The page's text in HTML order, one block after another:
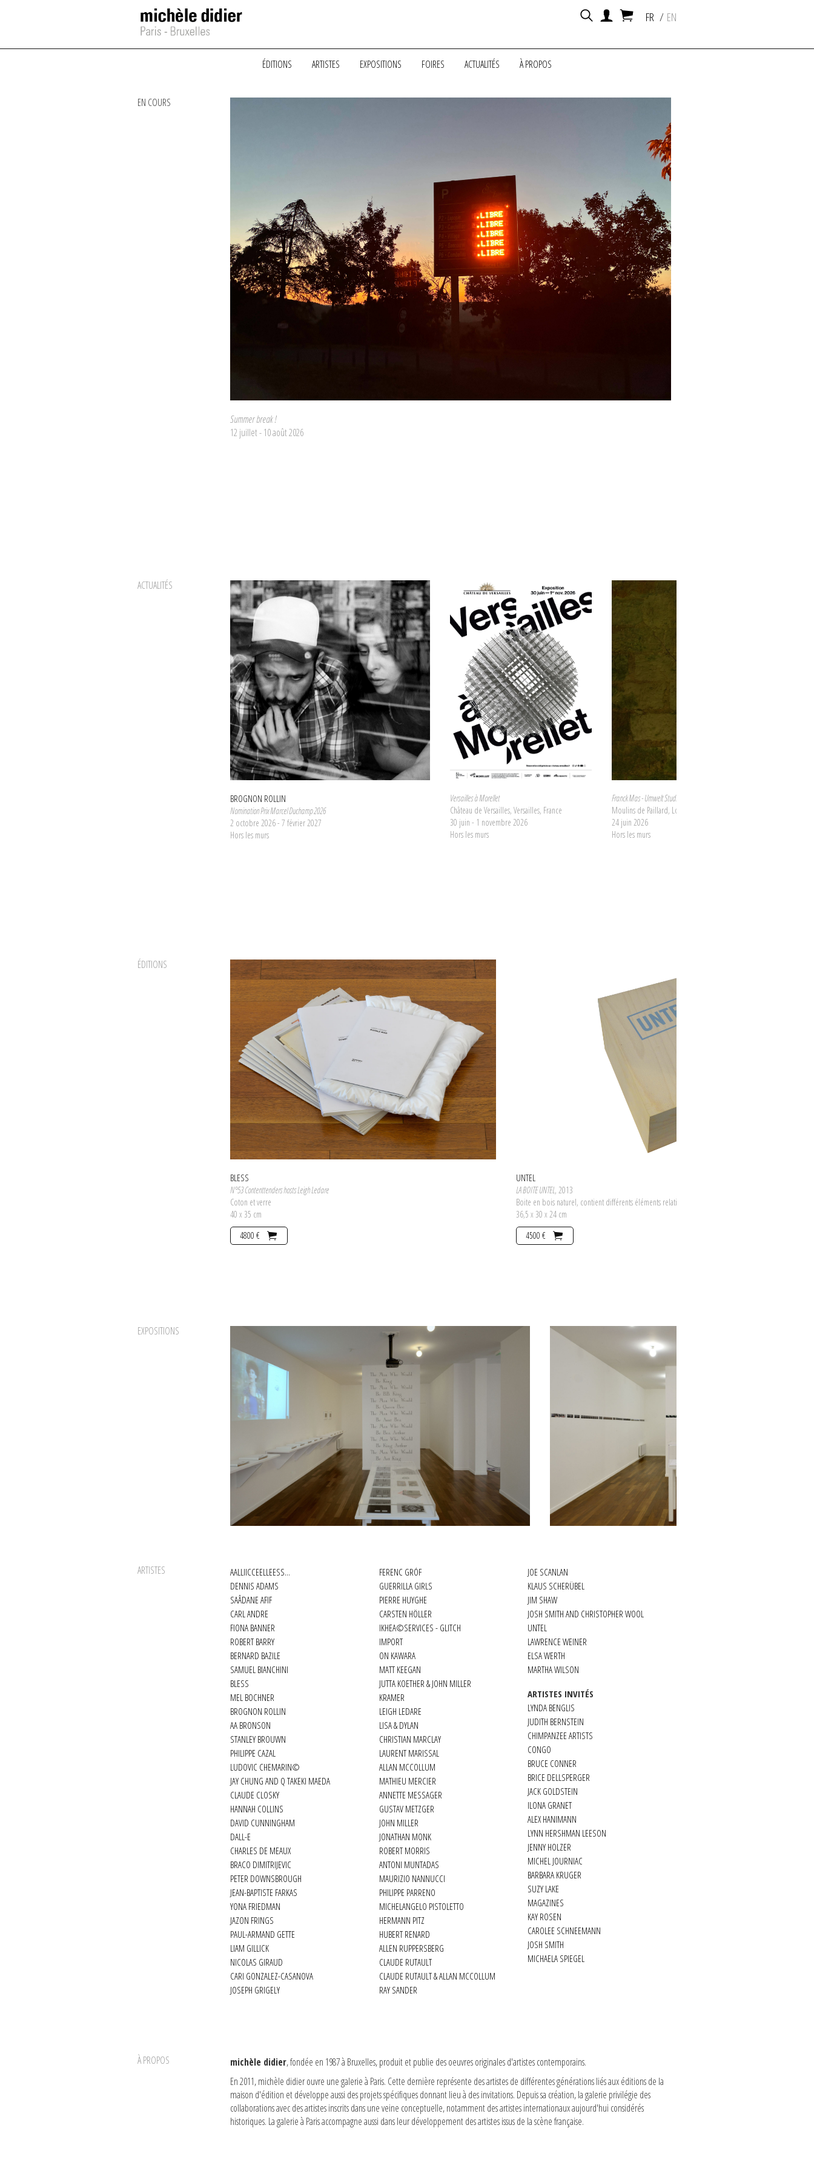
FR EN
ÉDITIONS ARTISTES EXPOSITIONS FOIRES ACTUALITÉS À PROPOS
EN COURS
Summer break !
12 juillet - 10 août 2026
ACTUALITÉS
BROGNON ROLLIN
Nomination Prix Marcel Duchamp 2026
2 octobre 2026 - 7 février 2027
Hors les murs
Versailles à Morellet
Château de Versailles, Versailles, France
30 juin - 1 novembre 2026
Hors les murs
Franck Mas - Umwelt Studio
Moulins de Paillard, Loir en vallée, France
24 juin 2026
Hors les murs
Michèle Didier, entretien avec Stéphanie Pioda
La Gazette Drouot, mars 2021
4 mars 2021
Presse
ÉDITIONS
BLESS
N°53 Contenttenders hosts Leigh Ledare
Coton et verre
40 x 35 cm
4800 €
UNTEL
LA BOITE UNTEL, 2013
Boite en bois naturel, contient différents éléments relatifs à l'activité du collectif entre 1975 et 1980:
36,5 x 30 x 24 cm
4500 €
EXPOSITIONS
12 mai - 30 juin 2012
25 janvier - 16 mars 2013
ARTISTES
AALLIICCEELLEESS...
DENNIS ADAMS
SAÂDANE AFIF
CARL ANDRE
FIONA BANNER
ROBERT BARRY
BERNARD BAZILE
SAMUEL BIANCHINI
BLESS
MEL BOCHNER
BROGNON ROLLIN
AA BRONSON
STANLEY BROUWN
PHILIPPE CAZAL
LUDOVIC CHEMARIN©
JAY CHUNG AND Q TAKEKI MAEDA
CLAUDE CLOSKY
HANNAH COLLINS
DAVID CUNNINGHAM
DALL-E
CHARLES DE MEAUX
BRACO DIMITRIJEVIC
PETER DOWNSBROUGH
JEAN-BAPTISTE FARKAS
YONA FRIEDMAN
JAZON FRINGS
PAUL-ARMAND GETTE
LIAM GILLICK
NICOLAS GIRAUD
CARI GONZALEZ-CASANOVA
JOSEPH GRIGELY
FERENC GRÓF
GUERRILLA GIRLS
PIERRE HUYGHE
CARSTEN HÖLLER
IKHEA©SERVICES - GLITCH
IMPORT
ON KAWARA
MATT KEEGAN
JUTTA KOETHER & JOHN MILLER
KRAMER
LEIGH LEDARE
LISA & DYLAN
CHRISTIAN MARCLAY
LAURENT MARISSAL
ALLAN MCCOLLUM
MATHIEU MERCIER
ANNETTE MESSAGER
GUSTAV METZGER
JOHN MILLER
JONATHAN MONK
ROBERT MORRIS
ANTONI MUNTADAS
MAURIZIO NANNUCCI
PHILIPPE PARRENO
MICHELANGELO PISTOLETTO
HERMANN PITZ
HUBERT RENARD
ALLEN RUPPERSBERG
CLAUDE RUTAULT
CLAUDE RUTAULT & ALLAN MCCOLLUM
RAY SANDER
JOE SCANLAN
KLAUS SCHERÜBEL
JIM SHAW
JOSH SMITH AND CHRISTOPHER WOOL
UNTEL
LAWRENCE WEINER
ELSA WERTH
MARTHA WILSON
ARTISTES INVITÉS
LYNDA BENGLIS
JUDITH BERNSTEIN
CHIMPANZEE ARTISTS
CONGO
BRUCE CONNER
BRICE DELLSPERGER
JACK GOLDSTEIN
ILONA GRANET
ALEX HANIMANN
LYNN HERSHMAN LEESON
JENNY HOLZER
MICHEL JOURNIAC
BARBARA KRUGER
SUZY LAKE
MAGAZINES
KAY ROSEN
CAROLEE SCHNEEMANN
JOSH SMITH
MICHAELA SPIEGEL
À PROPOS michèle didier, fondée en 1987 à Bruxelles, produit et publie des oeuvres originales d'artistes contemporains.
En 2011, michèle didier ouvre une galerie à Paris. Cette dernière représente des artistes de différentes générations liés aux éditions de la
maison d'édition et développe aussi des projets spécifiques donnant lieu à des invitations. Depuis sa création, la galerie privilégie des
collaborations avec des artistes inscrits dans une veine conceptuelle, notamment des artistes internationaux aujourd'hui considérés
historiques. La galerie à Paris accompagne aussi dans leur développement des artistes issus de la scène française.